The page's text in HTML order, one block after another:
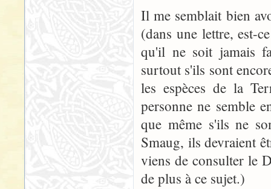
Il me semblait bien
(dans une lettre, est-
qu'il ne soit jamais
surtout s'ils sont
les espèces de la
personne ne semble
que même s'ils ne
Smaug, ils devraient
viens de consulter le
de plus à ce sujet.)